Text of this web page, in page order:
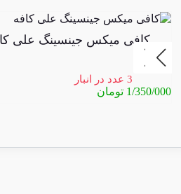
3 عدد در انبار
کافی میکس جینسینگ علی
1/350/000 تومان